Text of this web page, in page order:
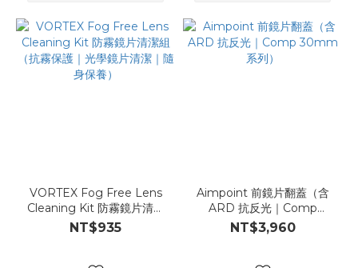
VORTEX Fog Free Lens
Cleaning Kit 防霧鏡片清潔
組（抗霧保護｜光學鏡片清
潔｜隨身保養）
NT$935
Aimpoint 前鏡片翻蓋（含
ARD 抗反光｜Comp
30mm 系列）
NT$3,960